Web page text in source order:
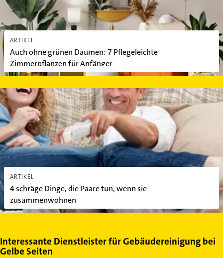
ARTIKEL
Auch ohne grünen Daumen: 7 Pflegeleichte
Zimmerpflanzen für Anfänger
ARTIKEL
4 schräge Dinge, die Paare tun, wenn sie
zusammenwohnen
4 schräge Dinge, die Paare tun, wenn sie zusammenwohnen
Interessante Dienstleister für Gebäudereinigung bei
Gelbe Seiten